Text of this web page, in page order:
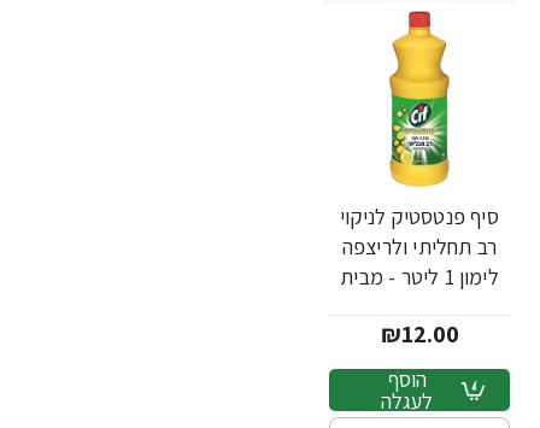
סיף פנטסטיק לניקוי
רב תחליתי ולריצפה
לימון 1 ליטר - מבית
₪12.00
הוסף
לעגלה